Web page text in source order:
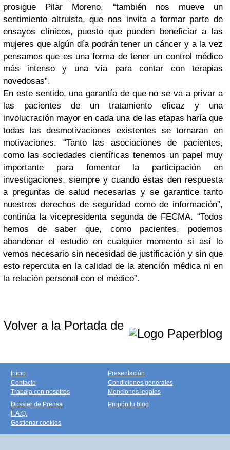
prosigue Pilar Moreno, “también nos mueve un
sentimiento altruista, que nos invita a formar parte de
ensayos clínicos, puesto que pueden beneficiar a las
mujeres que algún día podrán tener un cáncer y a la vez
pensamos que es una forma de tener un control médico
más intenso y una vía para contar con terapias
novedosas”.
En este sentido, una garantía de que no se va a privar a
las pacientes de un tratamiento eficaz y una
involucración mayor en cada una de las etapas haría que
todas las desmotivaciones existentes se tornaran en
motivaciones. “Tanto las asociaciones de pacientes,
como las sociedades científicas tenemos un papel muy
importante para fomentar la participación en
investigaciones, siempre y cuando éstas den respuesta
a preguntas de salud necesarias y se garantice tanto
nuestros derechos de seguridad como de información”,
continúa la vicepresidenta segunda de FECMA. “Todos
hemos de saber que, como pacientes, podemos
abandonar el estudio en cualquier momento si así lo
vemos necesario sin necesidad de justificación y sin que
esto repercuta en la calidad de la atención médica ni en
la relación personal con el médico”.
Volver a la Portada de
Inicio
Contacto
Trabaja con nosotros
Presentación
Condiciones generales
Menciones legales
Dossier de Prensa
F.A.Q.
Gestionar cookies
Propón tu blog